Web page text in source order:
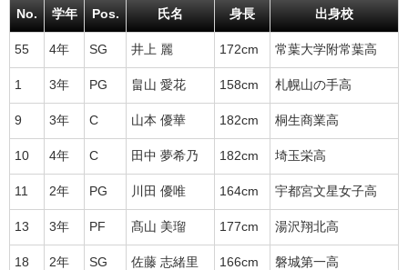
No. 学年 Pos. 氏名 身長 出身校
55 4年 SG 井上 麗 172cm 常葉大学附常葉高
1 3年 PG 畠山 愛花 158cm 札幌山の手高
9 3年 C 山本 優華 182cm 桐生商業高
10 4年 C 田中 夢希乃 182cm 埼玉栄高
11 2年 PG 川田 優唯 164cm 宇都宮文星女子高
13 3年 PF 髙山 美瑠 177cm 湯沢翔北高
18 2年 SG 佐藤 志緒里 166cm 磐城第一高